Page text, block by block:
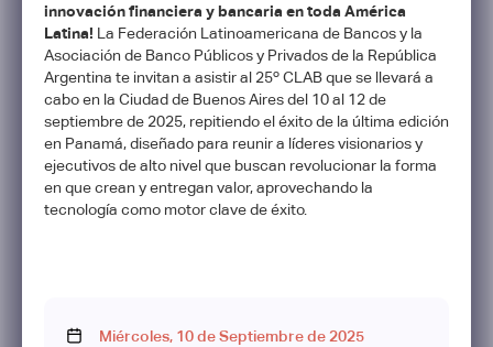
innovación financiera y bancaria en toda América
Latina! La Federación Latinoamericana de Bancos y la
Asociación de Banco Públicos y Privados de la República
Argentina te invitan a asistir al 25º CLAB que se llevará a
cabo en la Ciudad de Buenos Aires del 10 al 12 de
septiembre de 2025, repitiendo el éxito de la última edición
en Panamá, diseñado para reunir a líderes visionarios y
ejecutivos de alto nivel que buscan revolucionar la forma
en que crean y entregan valor, aprovechando la
tecnología como motor clave de éxito.
Miércoles, 10deSeptiembrede 2025